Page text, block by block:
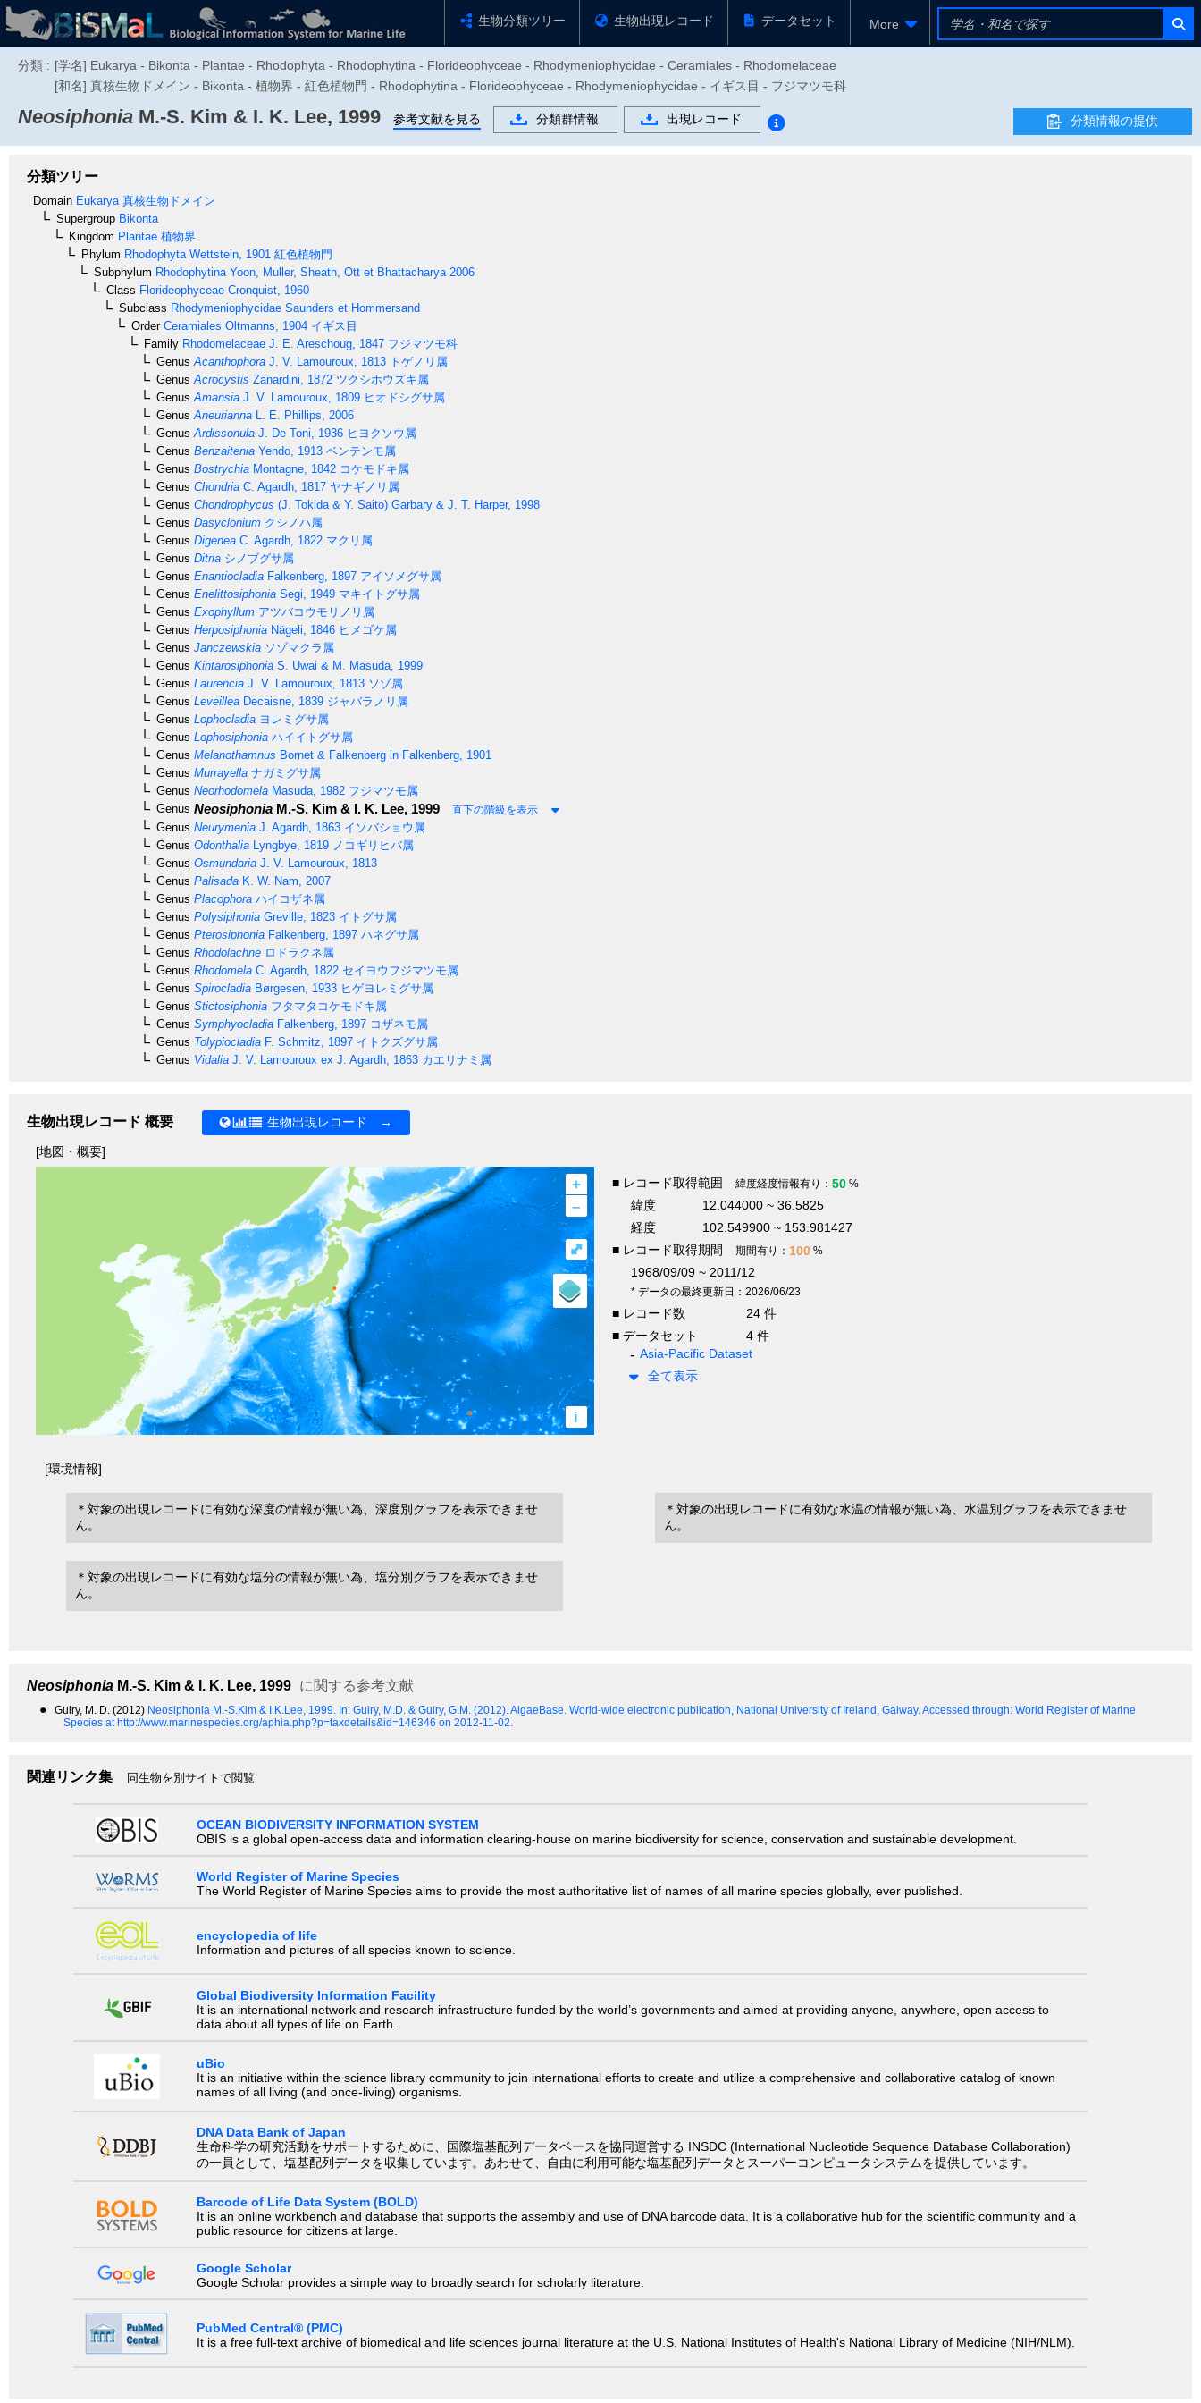
生物分類ツリー 生物出現レコード データセット More
分類 : [学名] Eukarya - Bikonta - Plantae - Rhodophyta - Rhodophytina - Florideophyceae - Rhodymeniophycidae - Ceramiales - Rhodomelaceae
[和名] 真核生物ドメイン - Bikonta - 植物界 - 紅色植物門 - Rhodophytina - Florideophyceae - Rhodymeniophycidae - イギス目 - フジマツモ科
Neosiphonia M.-S. Kim & I. K. Lee, 1999 参考文献を見る 分類群情報 出現レコード 分類情報の提供
分類ツリー
Domain Eukarya 真核生物ドメイン
Supergroup Bikonta
Kingdom Plantae 植物界
Phylum Rhodophyta Wettstein, 1901 紅色植物門
Subphylum Rhodophytina Yoon, Muller, Sheath, Ott et Bhattacharya 2006
Class Florideophyceae Cronquist, 1960
Subclass Rhodymeniophycidae Saunders et Hommersand
OrderCeramiales Oltmanns, 1904 イギス目
Family Rhodomelaceae J. E. Areschoug, 1847 フジマツモ科
Genus Acanthophora J. V. Lamouroux, 1813 トゲノリ属
Genus Acrocystis Zanardini, 1872 ツクシホウズキ属
Genus Amansia J. V. Lamouroux, 1809 ヒオドシグサ属
Genus Aneurianna L. E. Phillips, 2006
Genus Ardissonula J. De Toni, 1936 ヒヨクソウ属
Genus Benzaitenia Yendo, 1913 ベンテンモ属
Genus Bostrychia Montagne, 1842 コケモドキ属
Genus Chondria C. Agardh, 1817 ヤナギノリ属
Genus Chondrophycus (J. Tokida & Y. Saito) Garbary & J. T. Harper, 1998
Genus Dasyclonium クシノハ属
Genus Digenea C. Agardh, 1822 マクリ属
Genus Ditria シノブグサ属
Genus Enantiocladia Falkenberg, 1897 アイソメグサ属
Genus Enelittosiphonia Segi, 1949 マキイトグサ属
Genus Exophyllum アツバコウモリノリ属
Genus Herposiphonia Nägeli, 1846 ヒメゴケ属
Genus Janczewskia ソゾマクラ属
Genus Kintarosiphonia S. Uwai & M. Masuda, 1999
Genus Laurencia J. V. Lamouroux, 1813 ソゾ属
Genus Leveillea Decaisne, 1839 ジャバラノリ属
Genus Lophocladia ヨレミグサ属
Genus Lophosiphonia ハイイトグサ属
Genus Melanothamnus Bornet & Falkenberg in Falkenberg, 1901
Genus Murrayella ナガミグサ属
Genus Neorhodomela Masuda, 1982 フジマツモ属
Genus Neosiphonia M.-S. Kim & I. K. Lee, 1999 直下の階級を表示
Genus Neurymenia J. Agardh, 1863 イソバショウ属
Genus Odonthalia Lyngbye, 1819 ノコギリヒバ属
Genus Osmundaria J. V. Lamouroux, 1813
Genus Palisada K. W. Nam, 2007
Genus Placophora ハイコザネ属
Genus Polysiphonia Greville, 1823 イトグサ属
Genus Pterosiphonia Falkenberg, 1897 ハネグサ属
Genus Rhodolachne ロドラクネ属
Genus Rhodomela C. Agardh, 1822 セイヨウフジマツモ属
Genus Spirocladia Børgesen, 1933 ヒゲヨレミグサ属
Genus Stictosiphonia フタマタコケモドキ属
Genus Symphyocladia Falkenberg, 1897 コザネモ属
Genus Tolypiocladia F. Schmitz, 1897 イトクズグサ属
Genus Vidalia J. V. Lamouroux ex J. Agardh, 1863 カエリナミ属
生物出現レコード 概要 生物出現レコード →
[地図・概要]
+
–
i
⤢
■ レコード取得範囲 緯度経度情報有り： 50 %
緯度
12.044000 ~ 36.5825
経度
102.549900 ~ 153.981427
■ レコード取得期間
期間有り： 100 %
1968/09/09 ~ 2011/12
* データの最終更新日：2026/06/23
■ レコード数
24 件
■ データセット
4 件
Asia-Pacific Dataset
全て表示
[環境情報]
＊対象の出現レコードに有効な深度の情報が無い為、深度別グラフを表示できませ
ん。
＊対象の出現レコードに有効な水温の情報が無い為、水温別グラフを表示できませ
ん。
＊対象の出現レコードに有効な塩分の情報が無い為、塩分別グラフを表示できませ
ん。
Neosiphonia M.-S. Kim & I. K. Lee, 1999 に関する参考文献
● Guiry, M. D. (2012) Neosiphonia M.-S.Kim & I.K.Lee, 1999. In: Guiry, M.D. & Guiry, G.M. (2012). AlgaeBase. World-wide electronic publication, National University of Ireland, Galway. Accessed through: World Register of Marine
Species at http://www.marinespecies.org/aphia.php?p=taxdetails&id=146346 on 2012-11-02.
関連リンク集 同生物を別サイトで閲覧
OCEAN BIODIVERSITY INFORMATION SYSTEM
OBIS is a global open-access data and information clearing-house on marine biodiversity for science, conservation and sustainable development.
World Register of Marine Species
The World Register of Marine Species aims to provide the most authoritative list of names of all marine species globally, ever published.
encyclopedia of life
Information and pictures of all species known to science.
Global Biodiversity Information Facility
It is an international network and research infrastructure funded by the world’s governments and aimed at providing anyone, anywhere, open access to
data about all types of life on Earth.
uBio
It is an initiative within the science library community to join international efforts to create and utilize a comprehensive and collaborative catalog of known
names of all living (and once-living) organisms.
DNA Data Bank of Japan
生命科学の研究活動をサポートするために、国際塩基配列データベースを協同運営する INSDC (International Nucleotide Sequence Database Collaboration)
の一員として、塩基配列データを収集しています。あわせて、自由に利用可能な塩基配列データとスーパーコンピュータシステムを提供しています。
Barcode of Life Data System (BOLD)
It is an online workbench and database that supports the assembly and use of DNA barcode data. It is a collaborative hub for the scientific community and a
public resource for citizens at large.
Google Scholar
Google Scholar provides a simple way to broadly search for scholarly literature.
PubMed Central® (PMC)
It is a free full-text archive of biomedical and life sciences journal literature at the U.S. National Institutes of Health's National Library of Medicine (NIH/NLM).